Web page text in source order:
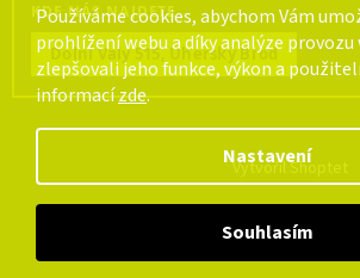
Používáme cookies, abychom Vám
prohlížení webu a díky analýze
zlepšovali jeho funkce, výkon a
informacízde.
Nastavení
Souhlasím
KDE NÁS NAJDETE
Dolní Valy 515, Uherský Brod
Vytvořil Shoptet
CarpCentrum. Všechna